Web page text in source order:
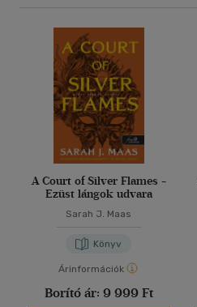
A Court of Silver Flames -
Ezüst lángok udvara
Sarah J. Maas
Könyv
Árinformációk
Borító ár: 9 999 Ft